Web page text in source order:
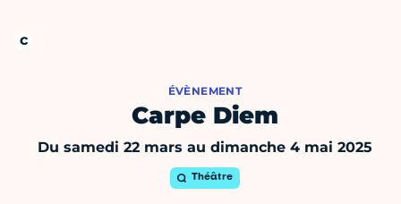
ÉVÈNEMENT
Carpe Diem
Du samedi 22 mars au dimanche 4 mai 2025
Théâtre